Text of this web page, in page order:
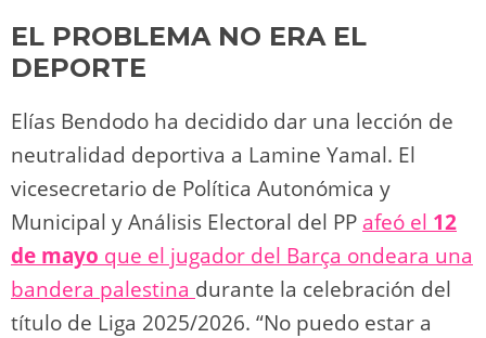
EL PROBLEMA NO ERA EL
DEPORTE
Elías Bendodo ha decidido dar una lección de
neutralidad deportiva a Lamine Yamal. El
vicesecretario de Política Autonómica y
Municipal y Análisis Electoral del PP afeó el 12
de mayo que el jugador del Barça ondeara una
bandera palestina durante la celebración del
título de Liga 2025/2026. “No puedo estar a